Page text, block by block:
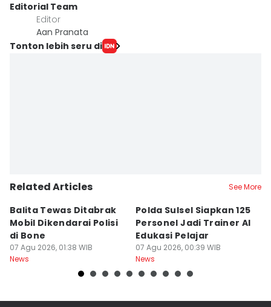
Editorial Team
Editor
Aan Pranata
Tonton lebih seru di
Related Articles See More
Balita Tewas Ditabrak
Mobil Dikendarai Polisi
di Bone
07 Agu 2026, 01:38 WIB
News
Polda Sulsel Siapkan 125
Personel Jadi Trainer AI
Edukasi Pelajar
07 Agu 2026, 00:39 WIB
News